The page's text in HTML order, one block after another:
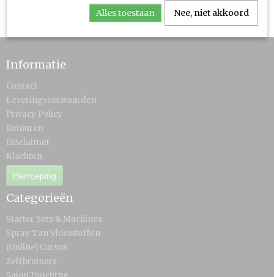
Informatie
Contact
Leveringvoorwaarden
Privacy Policy
Retouren
Disclaimer
Klachten
Herroeping
Categorieën
Starter Sets & Machines
Spray Tan Vloeistoffen
(Online) Cursus
Zelfbruiners
Alles toestaan Nee, niet akkoord